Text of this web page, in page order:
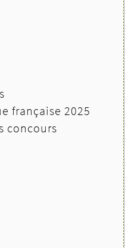
française 2025
concours